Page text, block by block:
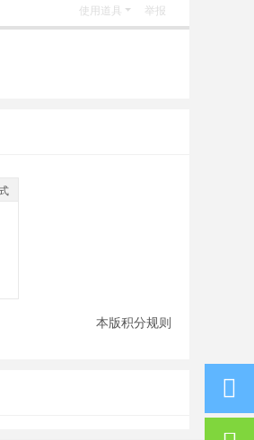
使用道具 举报
本版积分规则